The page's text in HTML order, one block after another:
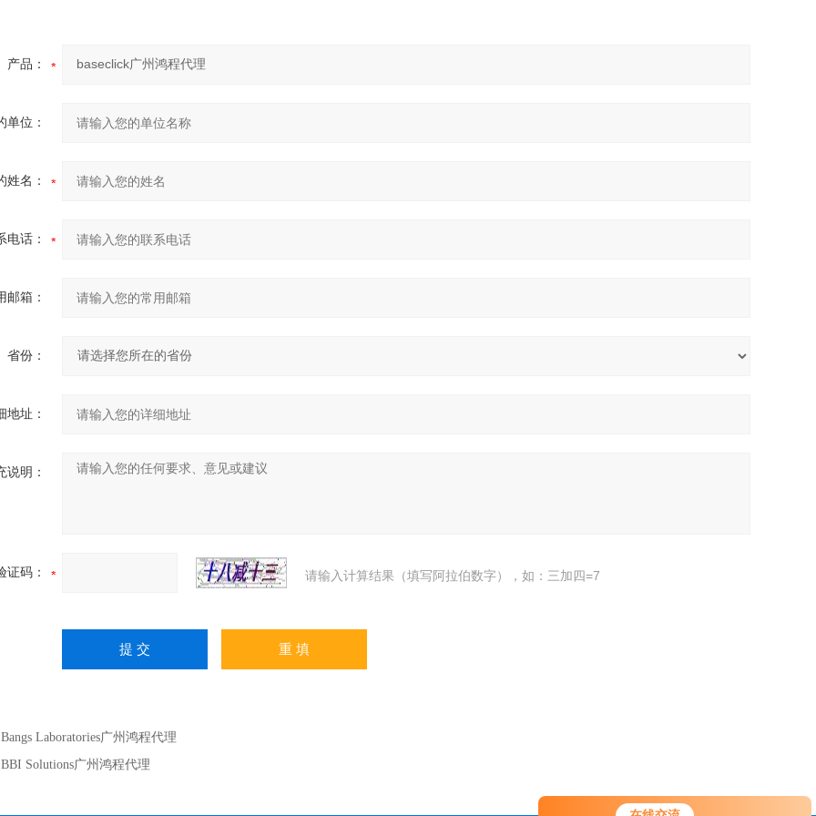
产品：
单位：
姓名：
电话：
邮箱：
省份：
地址：
说明：
证码： 请输入计算结果（填写阿拉伯数字），如：三加四=7
Bangs Laboratories广州鸿程代理
BBI Solutions广州鸿程代理